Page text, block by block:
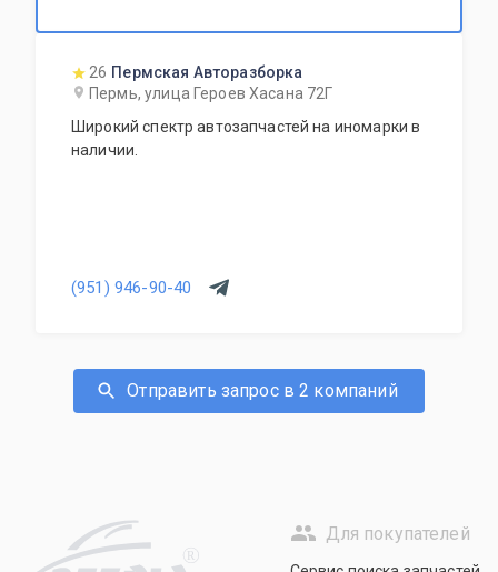
26 Пермская Авторазборка
Пермь, улица Героев Хасана 72Г
Широкий спектр автозапчастей на иномарки в
наличии.
(951) 946-90-40
Отправить запрос в 2 компаний
R
Для покупателей